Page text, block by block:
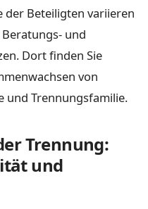
Beteiligten variieren
und
Dort finden Sie
von
und Trennungsfamilie.
Trennung:
und